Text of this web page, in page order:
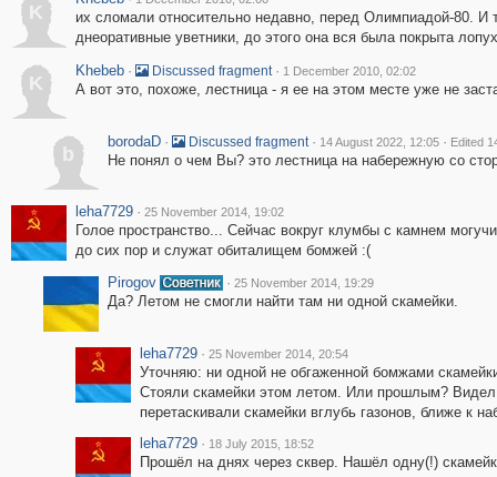
K
их сломали относительно недавно, перед Олимпиадой-80. И
днеоративные уветники, до этого она вся была покрыта
K
Khebeb · Discussed fragment · 1 December 2010, 02:02
А вот это, похоже, лестница - я ее на этом месте уже не
b
borodaD · Discussed fragment · 14 August 2022, 12:05 · Edited
Не понял о чем Вы? это лестница на набережную со
leha7729 · 25 November 2014, 19:02
Голое пространство... Сейчас вокруг клумбы с камнем
до сих пор и служат обиталищем бомжей :(
Pirogov
· 25 November 2014, 19:29
Да? Летом не смогли найти там ни одной скамейки.
leha7729 · 25 November 2014, 20:54
Уточняю: ни одной не обгаженной бомжами
Стояли скамейки этом летом. Или прошлым?
перетаскивали скамейки вглубь газонов, ближе к
leha7729 · 18 July 2015, 18:52
Прошёл на днях через сквер. Нашёл одну(!)